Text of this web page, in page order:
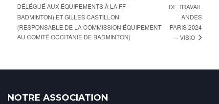
DÉLÉGUÉ AUX ÉQUIPEMENTS À LA FF
BADMINTON) ET GILLES CASTILLON
(RESPONSABLE DE LA COMMISSION ÉQUIPEMENT
AU COMITÉ OCCITANIE DE BADMINTON)
DE TRAVAIL
ANDES
PARIS 2024
– VISIO
NOTRE ASSOCIATION